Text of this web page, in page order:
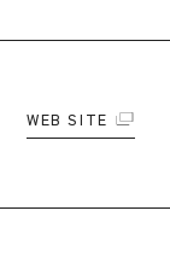
WEB SITE